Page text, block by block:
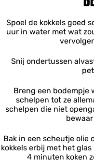
Spoel de kokkels goed
uur in water met wat
Snij ondertussen
Breng een bodempje
schelpen tot ze
schelpen die niet
Bak in een scheutje olie
kokkels erbij met het
4 minuten koken